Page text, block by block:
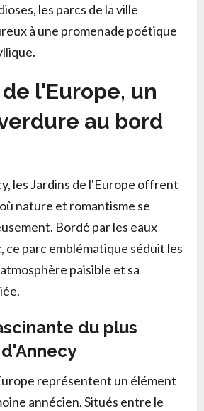
les parcs de la ville
à une promenade poétique
l'Europe, un
au bord
les Jardins de l'Europe offrent
nature et romantisme se
Bordé par les eaux
ce parc emblématique séduit les
paisible et sa
du plus
représentent un élément
annécien. Situés entre le